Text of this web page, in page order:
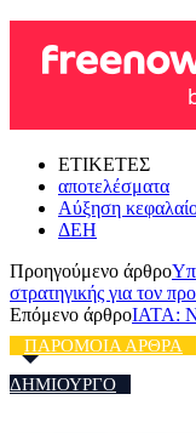
ΕΤΙΚΕΤΕΣ
αποτελέσματα
Αύξηση
ΔΕΗ
Προηγούμενο άρθρο
στρατηγικής για τον
Επόμενο άρθροIATA:
ΠΑΡΟΜΟΙΑ ΑΡΘΡΑ
ΔΗΜΙΟΥΡΓΟ